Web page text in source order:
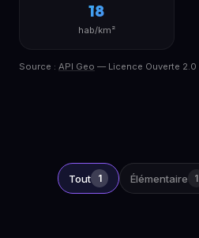
18
hab/km²
Source : API Geo — Licence Ouverte 2.0
Tout 1 Élémentaire 1